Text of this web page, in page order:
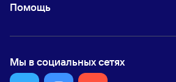
Помощь
Мы в социальных сетях